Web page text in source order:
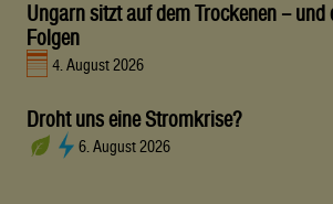
Ungarn sitzt auf dem Trockenen –
Folgen
4. August 2026
Droht uns eine Stromkrise?
6. August 2026